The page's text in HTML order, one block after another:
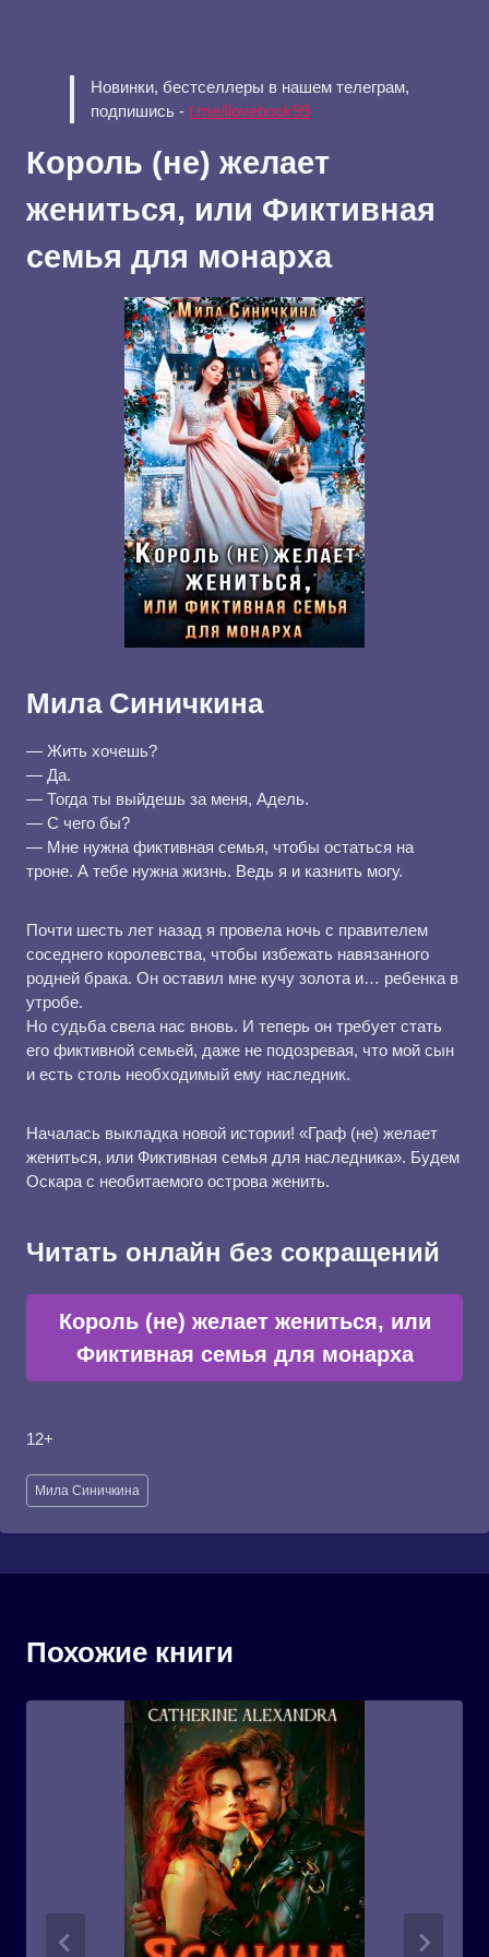
Новинки, бестселлеры в нашем телеграм,
подпишись - t.me/ilovebook99
Король (не) желает
жениться, или Фиктивная
семья для монарха
Мила Синичкина
— Жить хочешь?
— Да.
— Тогда ты выйдешь за меня, Адель.
— С чего бы?
— Мне нужна фиктивная семья, чтобы остаться на
троне. А тебе нужна жизнь. Ведь я и казнить могу.
Почти шесть лет назад я провела ночь с правителем
соседнего королевства, чтобы избежать навязанного
родней брака. Он оставил мне кучу золота и… ребенка в
утробе.
Но судьба свела нас вновь. И теперь он требует стать
его фиктивной семьей, даже не подозревая, что мой сын
и есть столь необходимый ему наследник.
Началась выкладка новой истории! «Граф (не) желает
жениться, или Фиктивная семья для наследника». Будем
Оскара с необитаемого острова женить.
Читать онлайн без сокращений
Король (не) желает жениться, или
Фиктивная семья для монарха
12+
Метки
записи:
Мила Синичкина
Похожие книги